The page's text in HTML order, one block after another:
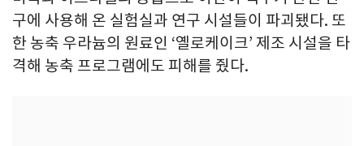
구에 사용해 온 실험실과 연구 시설들이 파괴됐다. 또
한 농축 우라늄의 원료인 ‘옐로케이크’ 제조 시설을 타
격해 농축 프로그램에도 피해를 줬다.